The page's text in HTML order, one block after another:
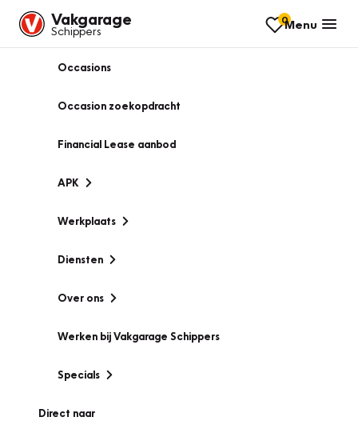
Vakgarage
Schippers
0Menu
Occasions
Occasion zoekopdracht
Financial Lease aanbod
APK
Werkplaats
Diensten
Over ons
Werken bij Vakgarage Schippers
Specials
Direct naar